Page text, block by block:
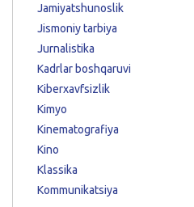
Jamiyatshunoslik
Jismoniy tarbiya
Jurnalistika
Kadrlar boshqaruvi
Kiberxavfsizlik
Kimyo
Kinematografiya
Kino
Klassika
Kommunikatsiya